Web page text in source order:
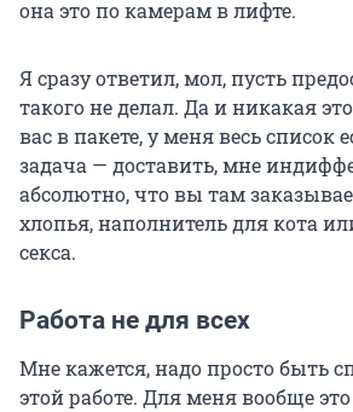
она это по камерам в лифте.
Я сразу ответил, мол, пусть
такого не делал. Да и никакая
вас в пакете, у меня весь список
задача — доставить, мне
абсолютно, что вы там
хлопья, наполнитель для кота
секса.
Работа не для всех
Мне кажется, надо просто быть
этой работе. Для меня вообще